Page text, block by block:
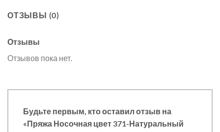
ОТЗЫВЫ (0)
Отзывы
Отзывов пока нет.
Будьте первым, кто оставил отзыв на
«Пряжа Носочная цвет 371-Натуральный